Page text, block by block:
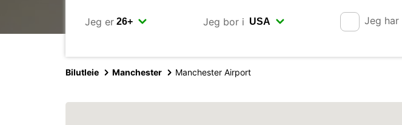
Jeg er Jeg bor i Jeg har
Bilutleie Manchester Manchester Airport